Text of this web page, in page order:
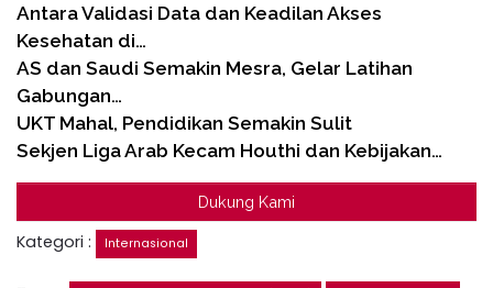
Antara Validasi Data dan Keadilan Akses
Kesehatan di…
AS dan Saudi Semakin Mesra, Gelar Latihan
Gabungan…
UKT Mahal, Pendidikan Semakin Sulit
Sekjen Liga Arab Kecam Houthi dan Kebijakan…
Dukung Kami
Kategori : Internasional